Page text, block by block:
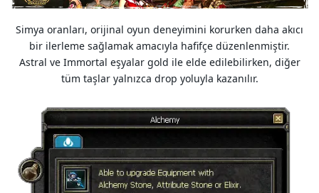
Simya oranları, orijinal oyun deneyimini korurken daha akıcı
bir ilerleme sağlamak amacıyla hafifçe düzenlenmiştir.
Astral ve Immortal eşyalar gold ile elde edilebilirken, diğer
tüm taşlar yalnızca drop yoluyla kazanılır.